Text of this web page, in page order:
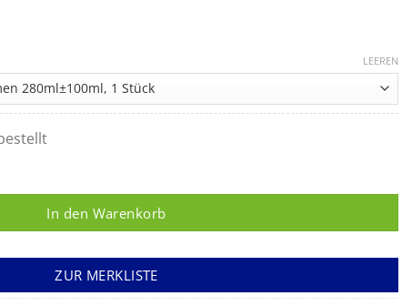
LEEREN
In den Warenkorb
ZUR MERKLISTE